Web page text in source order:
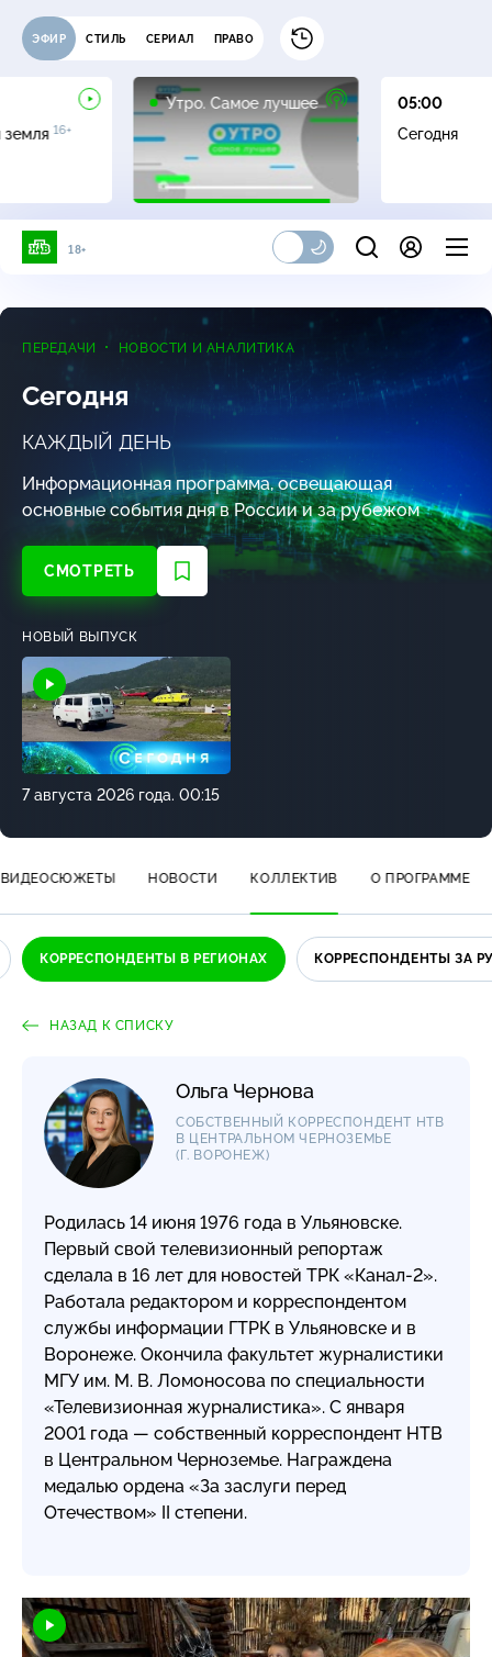
ЭФИР СТИЛЬ СЕРИАЛ ПРАВО
земля 16+
Утро. Самое лучшее
16+
05:00
Сегодня
18+
ПЕРЕДАЧИ НОВОСТИ И АНАЛИТИКА
Сегодня
КАЖДЫЙ ДЕНЬ
Информационная программа, освещающая
основные события дня в России и за рубежом
СМОТРЕТЬ
НОВЫЙ ВЫПУСК
7 августа 2026 года. 00:15
ВИДЕОСЮЖЕТЫ НОВОСТИ КОЛЛЕКТИВ О ПРОГРАММЕ
КОРРЕСПОНДЕНТЫ В РЕГИОНАХ КОРРЕСПОНДЕНТЫ ЗА
НАЗАД К СПИСКУ
Ольга Чернова
СОБСТВЕННЫЙ КОРРЕСПОНДЕНТ НТВ
В ЦЕНТРАЛЬНОМ ЧЕРНОЗЕМЬЕ
(Г. ВОРОНЕЖ)
Родилась 14 июня 1976 года в Ульяновске.
Первый свой телевизионный репортаж
сделала в 16 лет для новостей ТРК «Канал-2».
Работала редактором и корреспондентом
службы информации ГТРК в Ульяновске и в
Воронеже. Окончила факультет журналистики
МГУ им. М. В. Ломоносова по специальности
«Телевизионная журналистика». С января
2001 года — собственный корреспондент НТВ
в Центральном Черноземье. Награждена
медалью ордена «За заслуги перед
Отечеством» II степени.